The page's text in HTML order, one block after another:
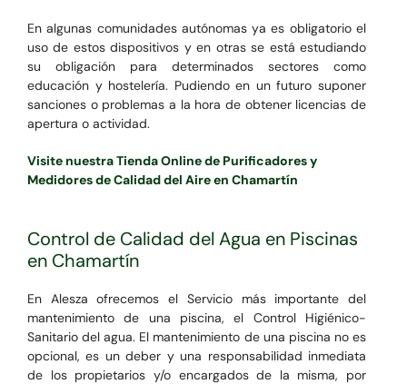
En algunas comunidades autónomas ya es obligatorio el
uso de estos dispositivos y en otras se está estudiando
su obligación para determinados sectores como
educación y hostelería. Pudiendo en un futuro suponer
sanciones o problemas a la hora de obtener licencias de
apertura o actividad.
Visite nuestra Tienda Online de Purificadores y
Medidores de Calidad del Aire en Chamartín
Control de Calidad del Agua en Piscinas
en Chamartín
En Alesza ofrecemos el Servicio más importante del
mantenimiento de una piscina, el Control Higiénico-
Sanitario del agua. El mantenimiento de una piscina no es
opcional, es un deber y una responsabilidad inmediata
de los propietarios y/o encargados de la misma, por